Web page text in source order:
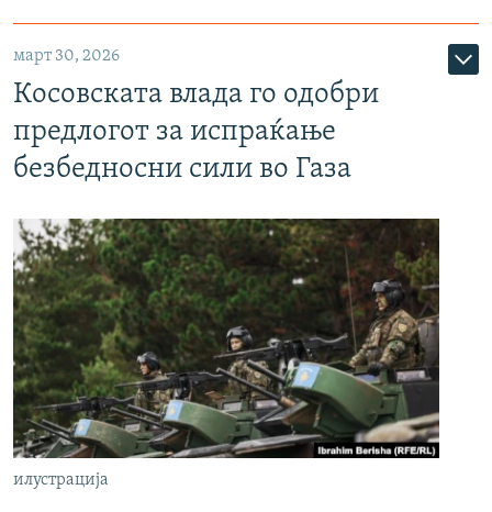
март 30, 2026
Косовската влада го одобри
предлогот за испраќање
безбедносни сили во Газа
илустрација